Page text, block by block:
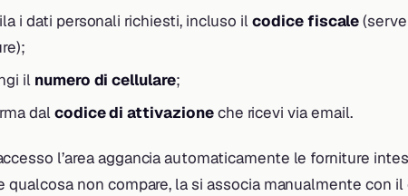
i dati personali richiesti, incluso ilcodice fiscale
il numero di cellulare;
dalcodice di attivazioneche ricevi via email.
l’area aggancia automaticamente le forniture
qualcosa non compare, la si associa manualmente con